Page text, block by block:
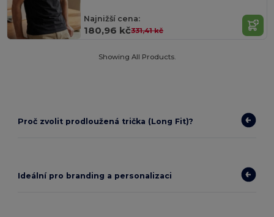
Najnižší cena:
180,96 kč331,41 kč
Showing All Products.
Proč zvolit prodloužená trička (Long Fit)?
Ideální pro branding a personalizaci